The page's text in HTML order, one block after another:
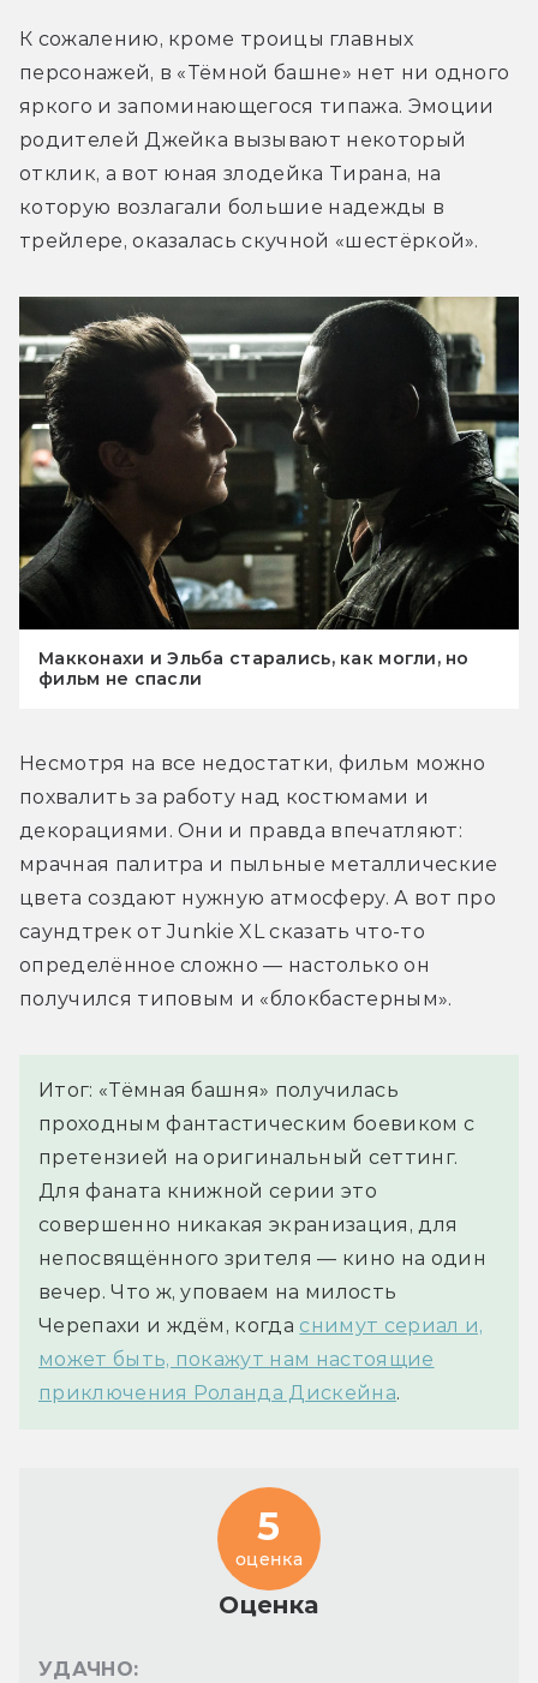
К сожалению, кроме троицы главных
персонажей, в «Тёмной башне» нет ни одного
яркого и запоминающегося типажа. Эмоции
родителей Джейка вызывают некоторый
отклик, а вот юная злодейка Тирана, на
которую возлагали большие надежды в
трейлере, оказалась скучной «шестёркой».
Макконахи и Эльба старались, как могли, но
фильм не спасли
Несмотря на все недостатки, фильм можно
похвалить за работу над костюмами и
декорациями. Они и правда впечатляют:
мрачная палитра и пыльные металлические
цвета создают нужную атмосферу. А вот про
саундтрек от Junkie XL сказать что-то
определённое сложно — настолько он
получился типовым и «блокбастерным».
Итог: «Тёмная башня» получилась
проходным фантастическим боевиком с
претензией на оригинальный сеттинг.
Для фаната книжной серии это
совершенно никакая экранизация, для
непосвящённого зрителя — кино на один
вечер. Что ж, уповаем на милость
Черепахи и ждём, когда снимут сериал и,
может быть, покажут нам настоящие
приключения Роланда Дискейна.
Оценка
5
оценка
УДАЧНО: